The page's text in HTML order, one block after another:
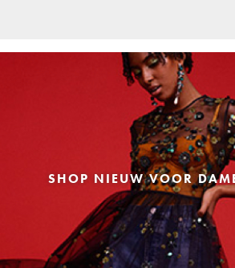
SHOP NIEUW VOOR